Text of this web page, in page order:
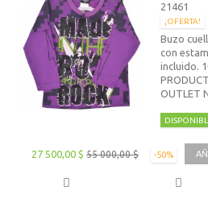
21461
¡OFERTA!
Buzo
con
incluido.
OUTLET
27 500,00 $ 55 000,00 $ -50%